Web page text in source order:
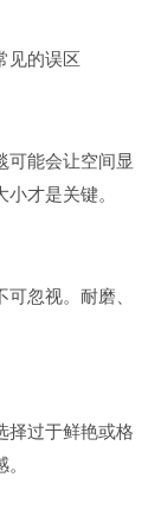
见的误区
可能会让空间显
才是关键。
忽视。耐磨、
择过于鲜艳或格